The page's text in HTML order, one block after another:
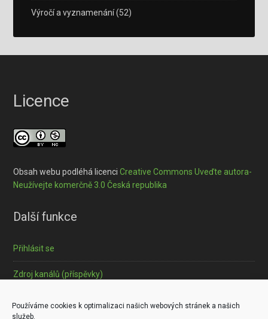
Používáme cookies k optimalizaci našich webových stránek a našich
služeb.
Výročí a vyznamenání(52)
Licence
Obsah webu podléhá licenciCreative Commons Uveďte autora-
Neužívejte komerčně 3.0 Česká republika
Další funkce
Přihlásit se
Zdroj kanálů (příspěvky)